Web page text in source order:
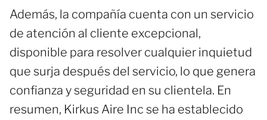
Además, la compañía cuenta con un servicio
de atención al cliente excepcional,
disponible para resolver cualquier inquietud
que surja después del servicio, lo que genera
confianza y seguridad en su clientela. En
resumen, Kirkus Aire Inc se ha establecido